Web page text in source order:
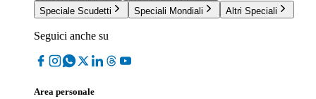
Speciale Scudetti
Speciali Mondiali Altri Speciali
Seguici anche su
Area personale